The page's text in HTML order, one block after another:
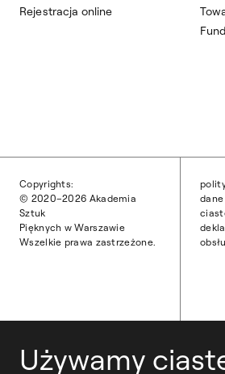
Używamy
Rejestracja online
Copyrights:
© 2020–2026 Akademia
Sztuk
Pięknych w Warszawie
Wszelkie prawa zastrzeżone.